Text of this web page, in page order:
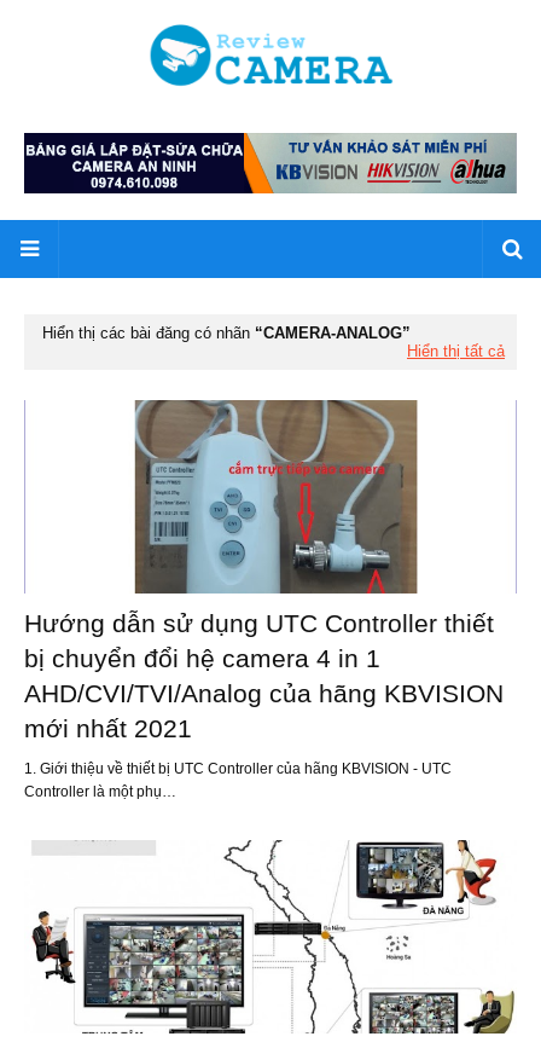
Hiển thị các bài đăng có nhãn
CAMERA-ANALOG
Hiển thị tất cả
Hướng dẫn sử dụng UTC Controller thiết
bị chuyển đổi hệ camera 4 in 1
AHD/CVI/TVI/Analog của hãng KBVISION
mới nhất 2021
1. Giới thiệu về thiết bị UTC Controller của hãng KBVISION - UTC
Controller là một phụ…